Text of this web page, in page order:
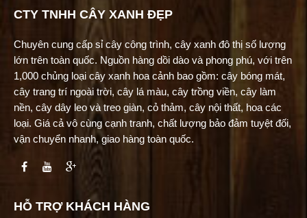
CTY TNHH CÂY XANH ĐẸP
Chuyên cung cấp sỉ cây công trình, cây xanh đô thị số lượng
lớn trên toàn quốc. Nguồn hàng dồi dào và phong phú, với trên
1,000 chủng loại cây xanh hoa cảnh bao gồm: cây bóng mát,
cây trang trí ngoài trời, cây lá màu, cây trồng viền, cây làm
nền, cây dây leo và treo giàn, cỏ thảm, cây nội thất, hoa các
loại. Giá cả vô cùng cạnh tranh, chất lượng bảo đảm tuyệt đối,
vận chuyển nhanh, giao hàng toàn quốc.
HỖ TRỢ KHÁCH HÀNG